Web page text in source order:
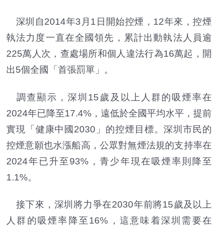
深圳自2014年3月1日開始控煙，12年來，控煙
執法力度一直在全國領先，累計出動執法人員逾
225萬人次，查處場所和個人違法行為16萬起，開
出5個全國「首張罰單」。
調查顯示，深圳15歲及以上人群的吸煙率在
2024年已降至17.4%，遠低於全國平均水平，提前
實現「健康中國2030」的控煙目標。深圳市民的
控煙意願也水漲船高，公眾對無煙法規的支持率在
2024年已升至93%，青少年現在吸煙率則降至
1.1%。
接下來，深圳將力爭在2030年前將15歲及以上
人群的吸煙率降至16%，這意味着深圳需要在